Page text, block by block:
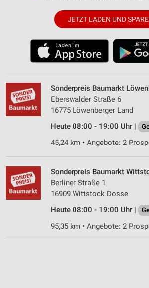
JETZT LADEN UND
Sonderpreis Baumarkt
Eberswalder Straße 6
16775 Löwenberger Land
Heute 08:00 - 19:00 Uhr |
45,24 km • Angebote: 2
Sonderpreis Baumarkt
Berliner Straße 1
16909 Wittstock Dosse
Heute 08:00 - 19:00 Uhr |
95,35 km • Angebote: 2